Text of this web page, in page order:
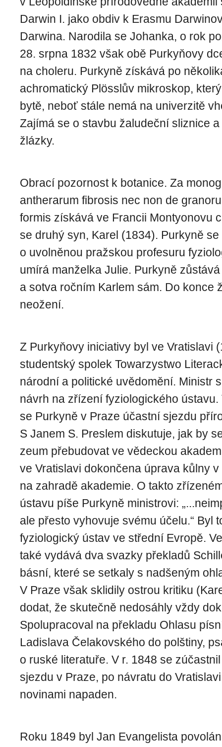
Darwin I. jako obdiv k Erasmu
Darwina. Narodila se Johanka, o rok
28. srpna 1832 však obě Purkyňovy
na choleru. Purkyně získává po
achromatický Plösslův mikroskop,
bytě, neboť stále nemá na univerzitě
Zajímá se o stavbu žaludeční sliznice
žlázky.
Obrací pozornost k botanice. Za
antherarum fibrosis nec non de
formis získává ve Francii Montyonovu
se druhý syn, Karel (1834). Purkyně
o uvolněnou pražskou profesuru
umírá manželka Julie. Purkyně
a sotva ročním Karlem sám. Do konce
neožení.
Z Purkyňovy iniciativy byl ve Vratislavi
studentský spolek To­warzystwo
ná­rodní a politické uvědomění. Ministr
návrh na zřízení fy­ziologického ústavu.
se Purkyně v Praze účastní sjezdu
S Janem S. Preslem diskutuje, jak by
zeum přebudovat ve vědeckou
ve Vratislavi dokončena úprava kůlny
na zahradě akade­mie. O takto
ústavu píše Purkyně ministrovi:
ale přesto vyhovuje svému účelu.“ Byl
fyziologický ústav ve střední Evropě.
také vydává dva svazky překladů
básní, které se setkaly s nadšeným
V Praze však sklidily ostrou kritiku
dodat, že skutečně nedosáhly vždy
Spolupracoval na překladu Ohlasu
Ladislava Čelakovského do polštiny,
o ruské literatuře. V r. 1848 se
sjezdu v Praze, po návratu do
novinami napaden.
Roku 1849 byl Jan Evangelista